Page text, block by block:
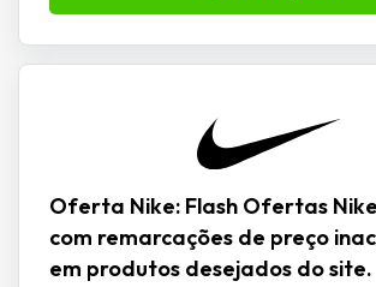
Oferta Nike: Flash Ofertas
com remarcações de preço
em produtos desejados do site.